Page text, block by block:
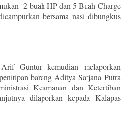
2 buah HP dan 5 Buah Charge
bersama nasi dibungkus
Guntur kemudian melaporkan
barang Aditya Sarjana Putra
Keamanan dan Ketertiban
dilaporkan kepada Kalapas